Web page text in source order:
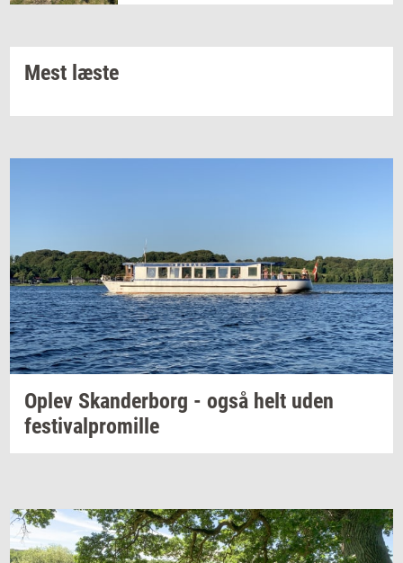
Mest læste
Oplev Skan­der­borg - også helt uden
festi­val­pro­mil­le